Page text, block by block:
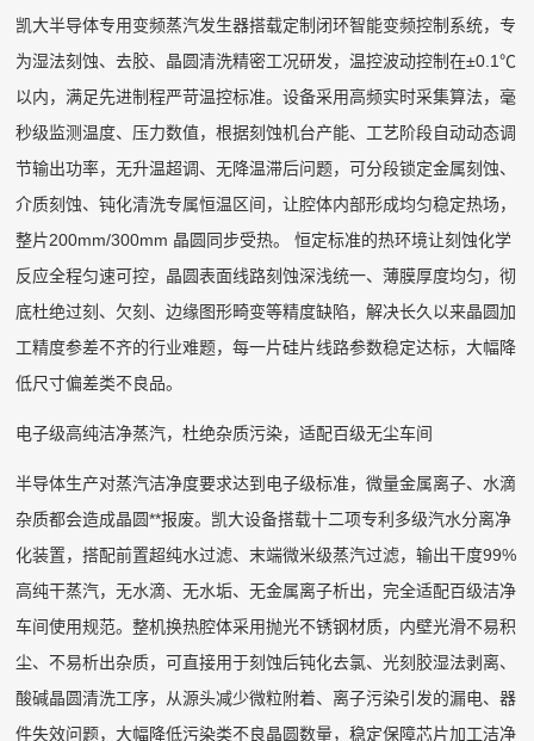
凯大半导体专用变频蒸汽发生器搭载定制闭环智能变频控制系统，专
为湿法刻蚀、去胶、晶圆清洗精密工况研发，温控波动控制在±0.1℃
以内，满足先进制程严苛温控标准。设备采用高频实时采集算法，毫
秒级监测温度、压力数值，根据刻蚀机台产能、工艺阶段自动动态调
节输出功率，无升温超调、无降温滞后问题，可分段锁定金属刻蚀、
介质刻蚀、钝化清洗专属恒温区间，让腔体内部形成均匀稳定热场，
整片200mm/300mm 晶圆同步受热。 恒定标准的热环境让刻蚀化学
反应全程匀速可控，晶圆表面线路刻蚀深浅统一、薄膜厚度均匀，彻
底杜绝过刻、欠刻、边缘图形畸变等精度缺陷，解决长久以来晶圆加
工精度参差不齐的行业难题，每一片硅片线路参数稳定达标，大幅降
低尺寸偏差类不良品。
电子级高纯洁净蒸汽，杜绝杂质污染，适配百级无尘车间
半导体生产对蒸汽洁净度要求达到电子级标准，微量金属离子、水滴
杂质都会造成晶圆**报废。凯大设备搭载十二项专利多级汽水分离净
化装置，搭配前置超纯水过滤、末端微米级蒸汽过滤，输出干度99%
高纯干蒸汽，无水滴、无水垢、无金属离子析出，完全适配百级洁净
车间使用规范。整机换热腔体采用抛光不锈钢材质，内壁光滑不易积
尘、不易析出杂质，可直接用于刻蚀后钝化去氯、光刻胶湿法剥离、
酸碱晶圆清洗工序，从源头减少微粒附着、离子污染引发的漏电、器
件失效问题，大幅降低污染类不良晶圆数量，稳定保障芯片加工洁净